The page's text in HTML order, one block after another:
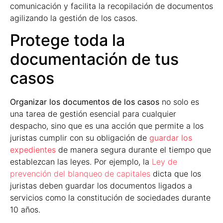
comunicación y facilita la recopilación de documentos
agilizando la gestión de los casos.
Protege toda la
documentación de tus
casos
Organizar los documentos de los casos no solo es
una tarea de gestión esencial para cualquier
despacho, sino que es una acción que permite a los
juristas cumplir con su obligación de guardar los
expedientes de manera segura durante el tiempo que
establezcan las leyes. Por ejemplo, la Ley de
prevención del blanqueo de capitales dicta que los
juristas deben guardar los documentos ligados a
servicios como la constitución de sociedades durante
10 años.